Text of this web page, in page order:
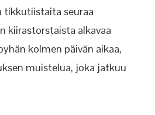
tikkutiistaita seuraa
kiirastorstaista alkavaa
kolmen päivän aikaa,
muistelua, joka jatkuu